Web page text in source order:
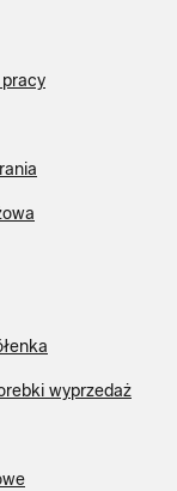
wyprzedaż